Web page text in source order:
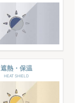
遮熱・保温
HEAT SHIELD